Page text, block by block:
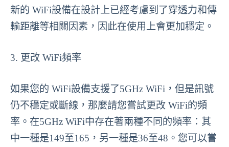
新的 WiFi設備在設計上已經考慮到了穿透力和傳
輸距離等相關因素，因此在使用上會更加穩定。
3. 更改 WiFi頻率
如果您的 WiFi設備支援了5GHz WiFi，但是訊號
仍不穩定或斷線，那麼請您嘗試更改 WiFi的頻
率。在5GHz WiFi中存在著兩種不同的頻率：其
中一種是149至165，另一種是36至48。您可以嘗